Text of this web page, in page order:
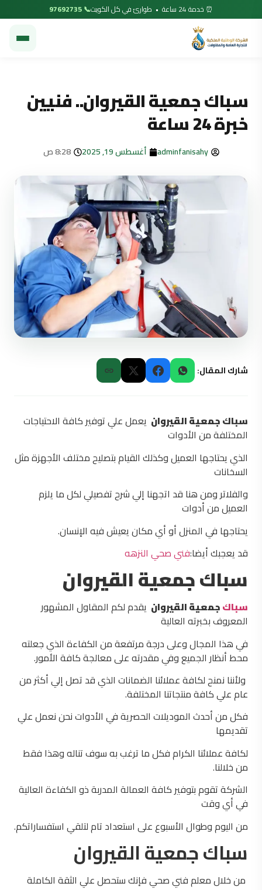
⏰ خدمة 24 ساعة • طوارئ في كل الكويت 📞 97692735
سباك جمعية القيروان.. فنيين
خبرة 24 ساعة
adminfanisahy أغسطس 19, 2025 8:28 ص
شارك المقال:
سباك جمعية القيروان يعمل علي توفير كافة الاحتياجات
المختلفة من الأدوات
الذي يحتاجها العميل وكذلك القيام بتصليح مختلف الأجهزة مثل
السخانات
والفلاتر ومن هنا قد اتجهنا إلي شرح تفصيلي لكل ما يلزم
العميل من أدوات
يحتاجها في المنزل أو أي مكان يعيش فيه الإنسان.
قد يعجبك أيضا:فني صحي النزهه
سباك جمعية القيروان
سباكجمعية القيروان يقدم لكم المقاول المشهور
المعروف بخبرته العالية
في هذا المجال وعلى درجة مرتفعة من الكفاءة الذي جعلته
محط أنظار الجميع وفي مقدرته على معالجة كافة الأمور.
ولأننا نمنح لكافة عملائنا الضمانات الذي قد تصل إلي أكثر من
عام علي كافة منتجاتنا المختلفة.
فكل من أحدث الموديلات الحصرية في الأدوات نحن نعمل علي
تقديمها
لكافة عملائنا الكرام فكل ما ترغب به سوف تناله وهذا فقط
من خلالنا.
الشركة تقوم بتوفير كافة العمالة المدربة ذو الكفاءة العالية
في أي وقت
من اليوم وطوال الأسبوع على استعداد تام لتلقي استفساراتكم.
سباك جمعية القيروان
من خلال معلم فني صحي فإنك ستحصل علي الثقة الكاملة